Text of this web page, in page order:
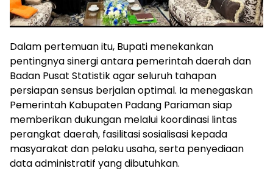
Dalam pertemuan itu, Bupati menekankan
pentingnya sinergi antara pemerintah daerah dan
Badan Pusat Statistik agar seluruh tahapan
persiapan sensus berjalan optimal. Ia menegaskan
Pemerintah Kabupaten Padang Pariaman siap
memberikan dukungan melalui koordinasi lintas
perangkat daerah, fasilitasi sosialisasi kepada
masyarakat dan pelaku usaha, serta penyediaan
data administratif yang dibutuhkan.